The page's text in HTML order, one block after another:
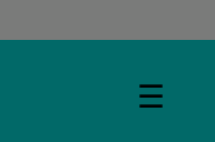
☰